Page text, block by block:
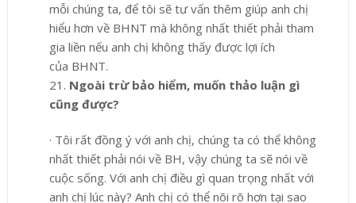
mỗi chúng ta, để tôi sẽ tư vấn thêm giúp anh chị
hiểu hơn về BHNT mà không nhất thiết phải tham
gia liền nếu anh chị không thấy được lợi ích
của BHNT.
21. Ngoài trừ bảo hiểm, muốn thảo luận gì
cũng được?
· Tôi rất đồng ý với anh chị, chúng ta có thể không
nhất thiết phải nói về BH, vậy chúng ta sẽ nói về
cuộc sống. Với anh chị điều gì quan trọng nhất với
anh chị lúc này? Anh chị có thể nõi rõ hơn tại sao